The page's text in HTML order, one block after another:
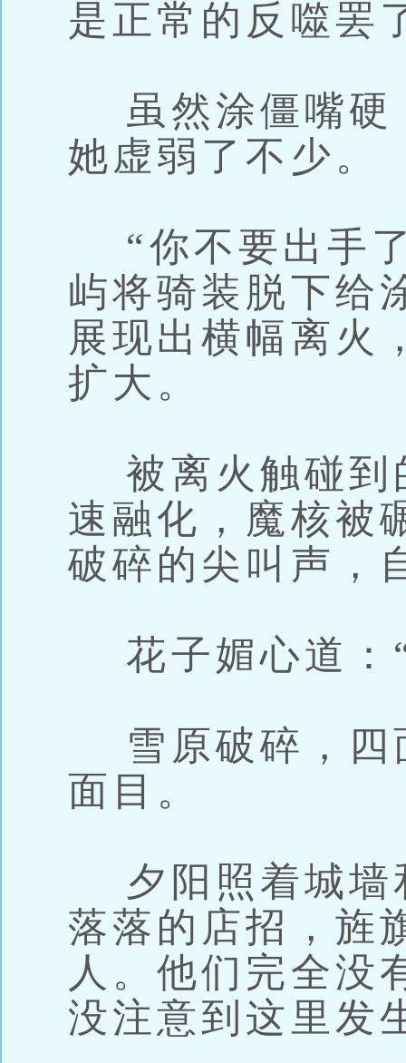
是正常的反噬罢
虽然涂僵嘴硬
她虚弱了不少。
“你不要出手
屿将骑装脱下给
展现出横幅离火
扩大。
被离火触碰到
速融化，魔核被
破碎的尖叫声，
花子媚心道：
雪原破碎，四
面目。
夕阳照着城墙
落落的店招，旌
人。他们完全没
没注意到这里发